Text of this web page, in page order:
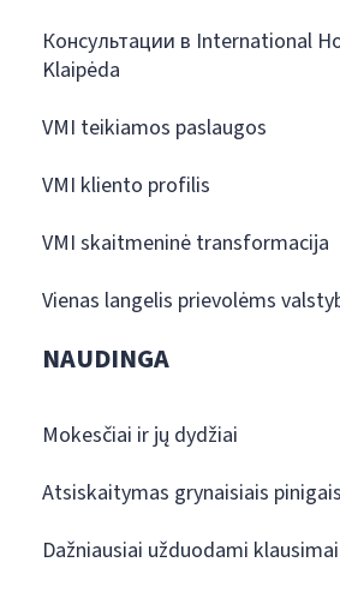
Консультации в International
Klaipėda
VMI teikiamos paslaugos
VMI kliento profilis
VMI skaitmeninė transformacija
Vienas langelis prievolėms
NAUDINGA
Mokesčiai ir jų dydžiai
Atsiskaitymas grynaisiais pinigais
Dažniausiai užduodami klausimai